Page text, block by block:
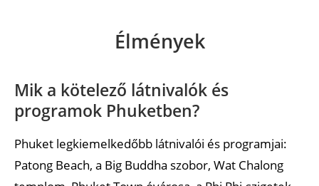
Élmények
Mik a kötelező látnivalók és
programok Phuketben?
Phuket legkiemelkedőbb látnivalói és programjai:
Patong Beach, a Big Buddha szobor, Wat Chalong